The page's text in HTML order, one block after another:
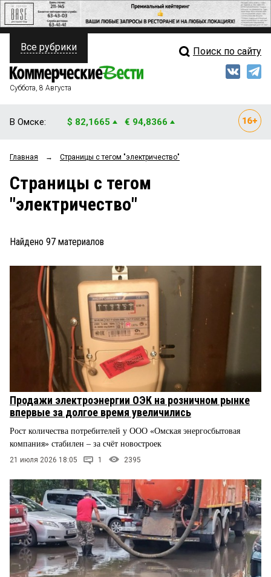
ПОЛИТИКА
ФИНАНСЫ
ОБЩЕСТВО
ЗАКОН
НОВОСТИ КОМПАНИЙ
ПРОИСШЕСТВИЯ
СТИЛЬ ЖИЗНИ
Свежий выпуск
Мнения
Все рубрики Поиск по сайту
Суббота, 8 Августа
В Омске: $ 82,1665 € 94,8366
Главная → Страницы c тегом "электричество"
Страницы c тегом
"электричество"
Найдено 97 материалов
Продажи электроэнергии ОЭК на розничном рынке
впервые за долгое время увеличились
Рост количества потребителей у ООО «Омская энергосбытовая
компания» стабилен – за счёт новостроек
21 июля 2026 18:05 1 2395